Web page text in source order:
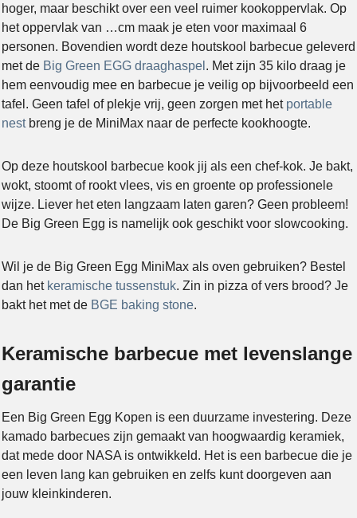
hoger, maar beschikt over een veel ruimer kookoppervlak. Op
het oppervlak van …cm maak je eten voor maximaal 6
personen. Bovendien wordt deze houtskool barbecue geleverd
met de Big Green EGG draaghaspel . Met zijn 35 kilo draag je
hem eenvoudig mee en barbecue je veilig op bijvoorbeeld een
tafel. Geen tafel of plekje vrij, geen zorgen met het portable
nestbreng je de MiniMax naar de perfecte kookhoogte.
Op deze houtskool barbecue kook jij als een chef-kok. Je bakt,
wokt, stoomt of rookt vlees, vis en groente op professionele
wijze. Liever het eten langzaam laten garen? Geen probleem!
De Big Green Egg is namelijk ook geschikt voor slowcooking.
Wil je de Big Green Egg MiniMax als oven gebruiken? Bestel
dan het keramische tussenstuk. Zin in pizza of vers brood? Je
bakt het met de BGE baking stone.
Keramische barbecue met levenslange
garantie
Een Big Green Egg Kopen is een duurzame investering. Deze
kamado barbecues zijn gemaakt van hoogwaardig keramiek,
dat mede door NASA is ontwikkeld. Het is een barbecue die je
een leven lang kan gebruiken en zelfs kunt doorgeven aan
jouw kleinkinderen.